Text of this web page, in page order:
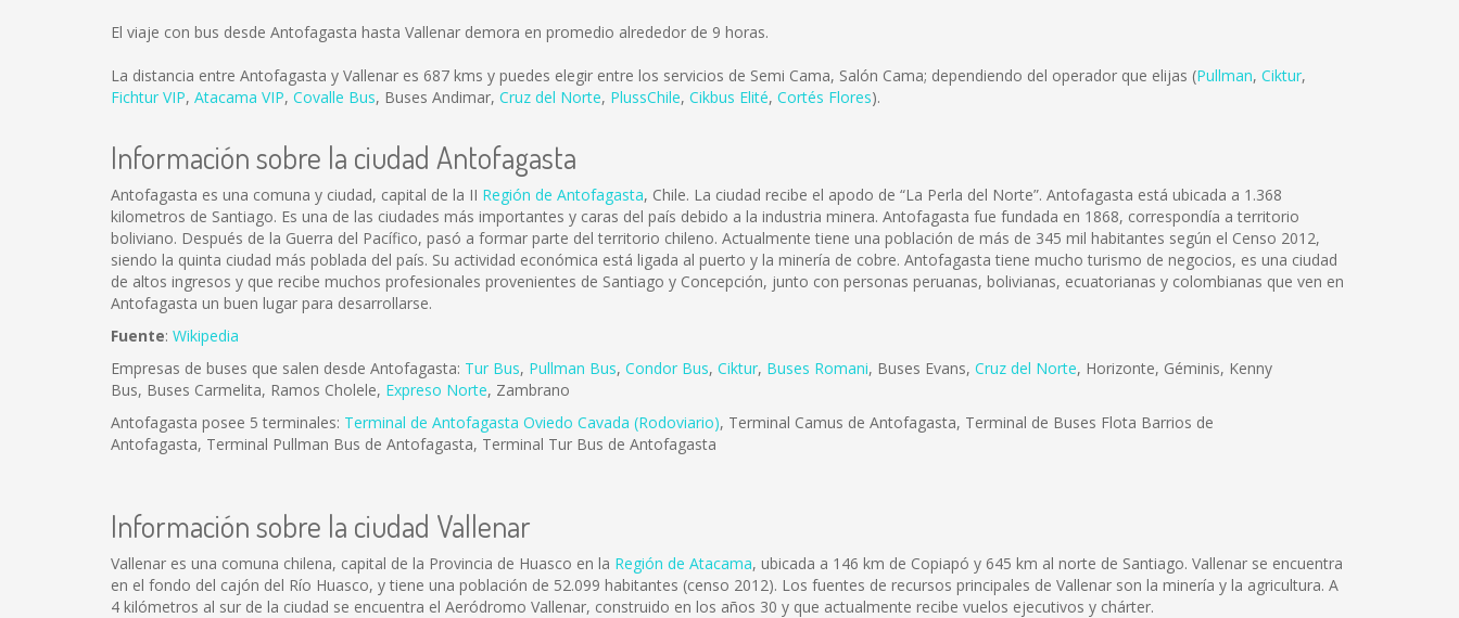
El viaje con bus desde Antofagasta hasta Vallenar demora en promedio alrededor de 9 horas.
La distancia entre Antofagasta y Vallenar es 687 kms y puedes elegir entre los servicios de Semi Cama, Salón Cama; dependiendo del operador que elijas (Pullman, Ciktur,
Fichtur VIP, Atacama VIP, Covalle Bus, Buses Andimar, Cruz del Norte, PlussChile, Cikbus Elité, Cortés Flores).
Información sobre la ciudad Antofagasta
Antofagasta es una comuna y ciudad, capital de la II Región de Antofagasta, Chile. La ciudad recibe el apodo de “La Perla del Norte”. Antofagasta está ubicada a 1.368
kilometros de Santiago. Es una de las ciudades más importantes y caras del país debido a la industria minera. Antofagasta fue fundada en 1868, correspondía a territorio
boliviano. Después de la Guerra del Pacífico, pasó a formar parte del territorio chileno. Actualmente tiene una población de más de 345 mil habitantes según el Censo 2012,
siendo la quinta ciudad más poblada del país. Su actividad económica está ligada al puerto y la minería de cobre. Antofagasta tiene mucho turismo de negocios, es una ciudad
de altos ingresos y que recibe muchos profesionales provenientes de Santiago y Concepción, junto con personas peruanas, bolivianas, ecuatorianas y colombianas que ven en
Antofagasta un buen lugar para desarrollarse.
Fuente: Wikipedia
Empresas de buses que salen desde Antofagasta: Tur Bus, Pullman Bus, Condor Bus, Ciktur, Buses Romani, Buses Evans, Cruz del Norte, Horizonte, Géminis, Kenny
Bus, Buses Carmelita, Ramos Cholele, Expreso Norte, Zambrano
Antofagasta posee 5 terminales: Terminal de Antofagasta Oviedo Cavada (Rodoviario), Terminal Camus de Antofagasta, Terminal de Buses Flota Barrios de
Antofagasta, Terminal Pullman Bus de Antofagasta, Terminal Tur Bus de Antofagasta
Información sobre la ciudad Vallenar
Vallenar es una comuna chilena, capital de la Provincia de Huasco en la Región de Atacama, ubicada a 146 km de Copiapó y 645 km al norte de Santiago. Vallenar se encuentra
en el fondo del cajón del Río Huasco, y tiene una población de 52.099 habitantes (censo 2012). Los fuentes de recursos principales de Vallenar son la minería y la agricultura. A
4 kilómetros al sur de la ciudad se encuentra el Aeródromo Vallenar, construido en los años 30 y que actualmente recibe vuelos ejecutivos y chárter.